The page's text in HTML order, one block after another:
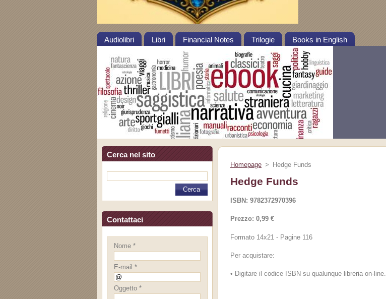
Audiolibri Libri Financial Notes Trilogie Books in English
Cerca nel sito
Contattaci
Nome *
E-mail *
Oggetto *
Homepage > Hedge Funds
Hedge Funds
ISBN: 9782372970396
Prezzo: 0,99 €
Formato 14x21 - Pagine 116
Per acquistare:
• Digitare il codice ISBN su qualunque libreria on-line.